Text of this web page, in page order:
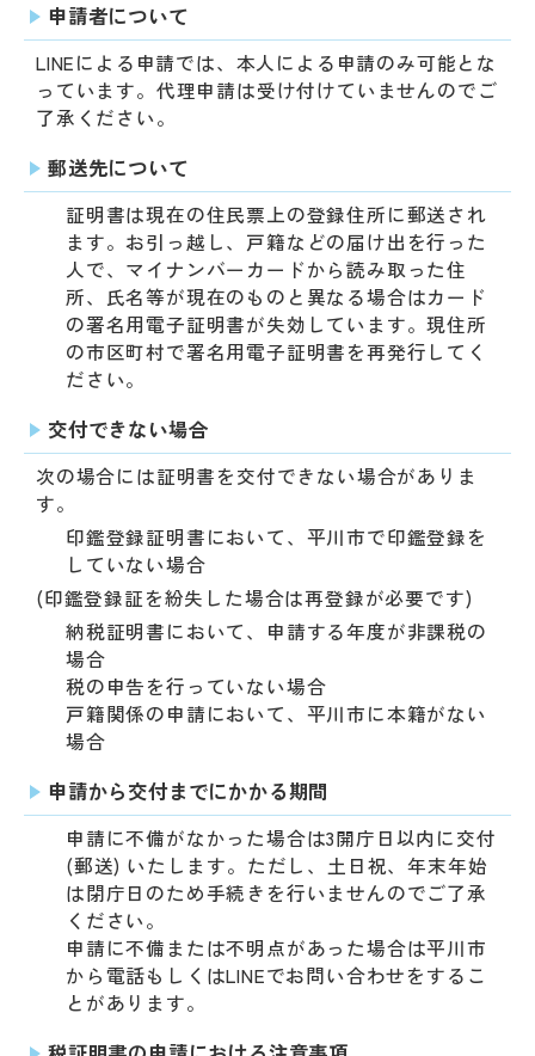
申請者について
LINEによる申請では、本人による申請のみ可能とな
っています。代理申請は受け付けていませんのでご
了承ください。
郵送先について
証明書は現在の住民票上の登録住所に郵送され
ます。お引っ越し、戸籍などの届け出を行った
人で、マイナンバーカードから読み取った住
所、氏名等が現在のものと異なる場合はカード
の署名用電子証明書が失効しています。現住所
の市区町村で署名用電子証明書を再発行してく
ださい。
交付できない場合
次の場合には証明書を交付できない場合がありま
す。​
印鑑登録証明書において、平川市で印鑑登録を
していない場合
(印鑑登録証を紛失した場合は再登録が必要です)
納税証明書において、申請する年度が非課税の
場合
税の申告を行っていない場合
戸籍関係の申請において、平川市に本籍がない
場合
申請から交付までにかかる期間
申請に不備がなかった場合は3開庁日以内に交付
(郵送) いたします。ただし、土日祝、年末年始
は閉庁日のため手続きを行いませんのでご了承
ください。
申請に不備または不明点があった場合は平川市
から電話もしくはLINEでお問い合わせをするこ
とがあります。